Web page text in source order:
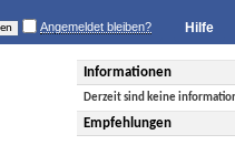
Hilfe
Angemeldet bleiben?
Informationen
Derzeit sind keine
Empfehlungen